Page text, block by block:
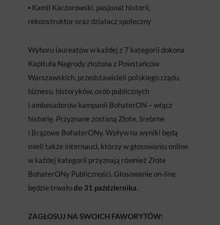
▪️ Kamil Kaczorowski, pasjonat historii,
rekonstruktor oraz działacz społeczny
Wyboru laureatów w każdej z 7 kategorii dokona
Kapituła Nagrody złożona z Powstańców
Warszawskich, przedstawicieli polskiego rządu,
biznesu, historyków, osób publicznych
i ambasadorów kampanii BohaterON – włącz
historię. Przyznane zostaną Złote, Srebrne
i Brązowe BohaterONy. Wpływ na wyniki będą
mieli także internauci, którzy w głosowaniu online
w każdej kategorii przyznają również Złote
BohaterONy Publiczności. Głosowanie on-line
będzie trwałodo 31 października.
ZAGŁOSUJ NA SWOICH FAWORYTÓW: